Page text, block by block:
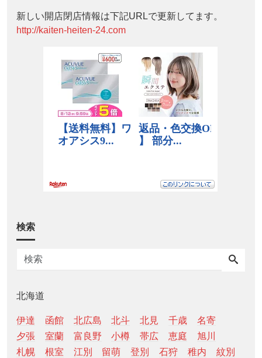
新しい開店閉店情報は下記URLで更新してます。
http://kaiten-heiten-24.com
検索
北海道
伊達 函館 北広島 北斗 北見 千歳
名寄
夕張
室蘭 富良野 小樽 帯広 恵庭
旭川
札幌
根室 江別 留萌 登別 石狩 稚内
紋別